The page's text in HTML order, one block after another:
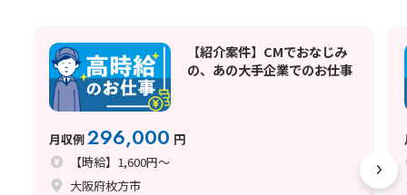
【紹介案件】CMでおなじみ
の、あの大手企業でのお仕事
月収例296,000 円
【時給】1,600円～
大阪府枚方市